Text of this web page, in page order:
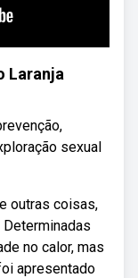
Laranja
sexual
outras coisas,
no calor, mas
apresentado